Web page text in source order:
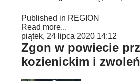
Published in REGION
Read more...
piątek, 24 lipca 2020 14:12
Zgon w powiecie
kozienickim i